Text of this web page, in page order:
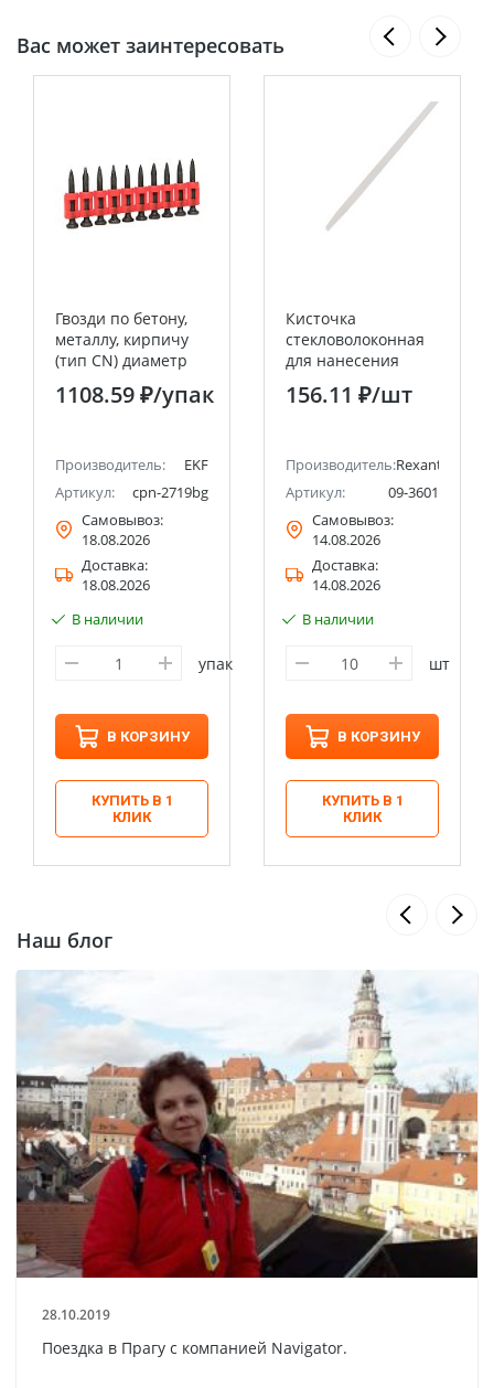
Вас может заинтересовать
Гвозди по бетону,
металлу, кирпичу
(тип CN) диаметр
2.7 мм длина 19 мм
(1000 шт.)
1108.59 ₽/упак
Производитель:
EKF
Артикул:
cpn-2719bg
Самовывоз:
18.08.2026
Доставка:
18.08.2026
В наличии
упак
В КОРЗИНУ
КУПИТЬ В 1
КЛИК
Кисточка
стекловолоконная
для нанесения
флюсов 3 мм
REXANT
156.11 ₽/шт
Производитель:Rexant
Артикул:
09-3601
Самовывоз:
14.08.2026
Доставка:
14.08.2026
В наличии
шт
В КОРЗИНУ
КУПИТЬ В 1
КЛИК
Наш блог
28.10.2019
Поездка в Прагу с компанией Navigator.